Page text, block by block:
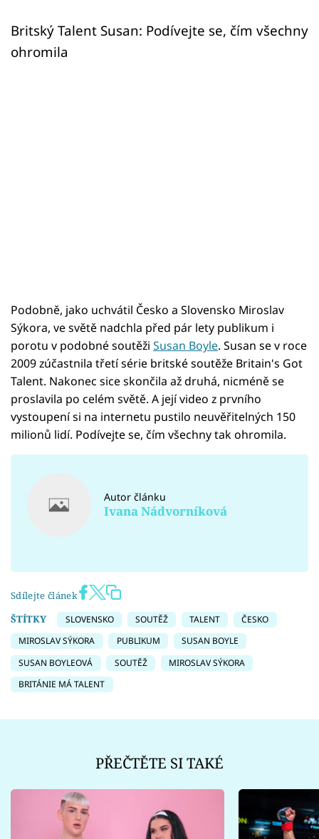
Sledujte nás
Britský Talent Susan: Podívejte se, čím všechny
ohromila
Podobně, jako uchvátil Česko a Slovensko Miroslav
Sýkora, ve světě nadchla před pár lety publikum i
porotu v podobné soutěži Susan Boyle. Susan se v roce
2009 zúčastnila třetí série britské soutěže Britain's Got
Talent. Nakonec sice skončila až druhá, nicméně se
proslavila po celém světě. A její video z prvního
vystoupení si na internetu pustilo neuvěřitelných 150
milionů lidí. Podívejte se, čím všechny tak ohromila.
Autor článku
Ivana Nádvorníková
Sdílejte článek
ŠTÍTKY
SLOVENSKO SOUTĚŽ TALENT
ČESKO
MIROSLAV SÝKORA
PUBLIKUM
SUSAN BOYLE
SUSAN BOYLEOVÁ
SOUTĚŽ
MIROSLAV SÝKORA
BRITÁNIE MÁ TALENT
PŘEČTĚTE SI TAKÉ